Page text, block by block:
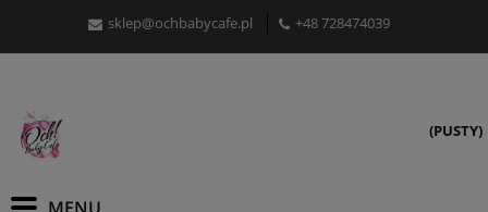
sklep@ochbabycafe.pl +48 728474039
(PUSTY)